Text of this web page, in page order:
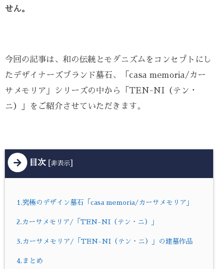
せん。
今回の記事は、和の伝統とモダニズムをコンセプトにし
たデザイナーズブランド墓石、「casa memoria/カー
サメモリア」シリーズの中から「TEN-NI（テン・
ニ）」をご紹介させていただきます。
目次 非表示
1.究極のデザイン墓石「casa memoria/カーサメモリア」
2.カーサメモリア/「TEN-NI（テン・ニ）」
3.カーサメモリア/「TEN-NI（テン・ニ）」の建墓作品
4.まとめ